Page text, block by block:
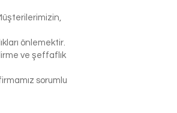
önlemektir.
ve şeffaflık
sorumlu